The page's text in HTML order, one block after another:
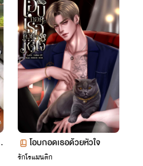
โอบกอดเธอด้วยหัวใจ
รักโรแมนติก